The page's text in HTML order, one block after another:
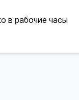
в рабочие часы